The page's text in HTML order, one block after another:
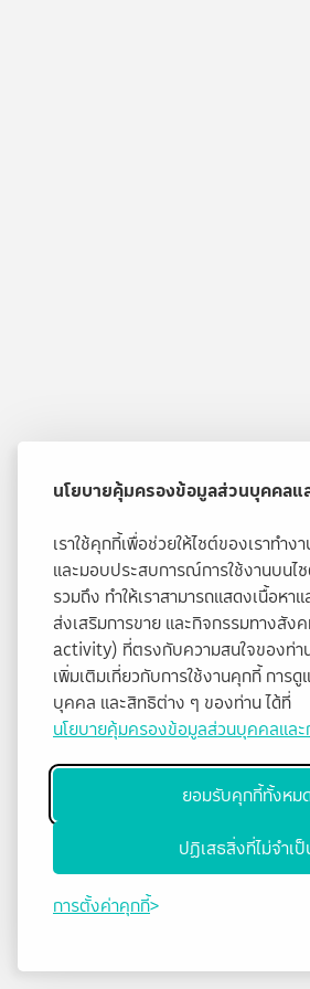
นโยบายคุ้มครองข้อมูลส่วนบุคคลแ
เราใช้คุกกี้เพื่อช่วยให้ไซต์ของเราทำ
และมอบประสบการณ์การใช้งานบนไ
รวมถึง ทำให้เราสามารถแสดงเนื้อห
ส่งเสริมการขาย และกิจกรรมทางสั
activity) ที่ตรงกับความสนใจของท่า
เพิ่มเติมเกี่ยวกับการใช้งานคุกกี้ การ
บุคคล และสิทธิต่าง ๆ ของท่าน ได้ที่
นโยบายคุ้มครองข้อมูลส่วนบุคคลและ
ยอมรับคุกกี้ทั้งหมด
ปฏิเสธสิ่งที่ไม่จำเ
การตั้งค่าคุกกี้